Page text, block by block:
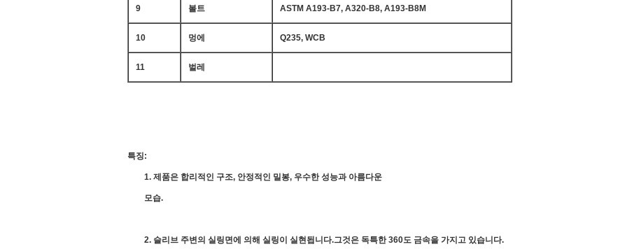
9 볼트 ASTM A193-B7, A320-B8, A193-B8M
10 멍에 Q235, WCB
11 벌레
특징:
1. 제품은 합리적인 구조, 안정적인 밀봉, 우수한 성능과 아름다운
모습.
2. 슬리브 주변의 실링면에 의해 실링이 실현됩니다.그것은 독특한 360도 금속을 가지고 있습니다.